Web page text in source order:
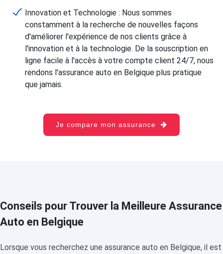
Innovation et Technologie : Nous sommes
constamment à la recherche de nouvelles façons
d'améliorer l'expérience de nos clients grâce à
l'innovation et à la technologie. De la souscription en
ligne facile à l'accès à votre compte client 24/7, nous
rendons l'assurance auto en Belgique plus pratique
que jamais.
Je compare mon assurance
Conseils pour Trouver la Meilleure Assurance
Auto en Belgique
Lorsque vous recherchez une assurance auto en Belgique, il est